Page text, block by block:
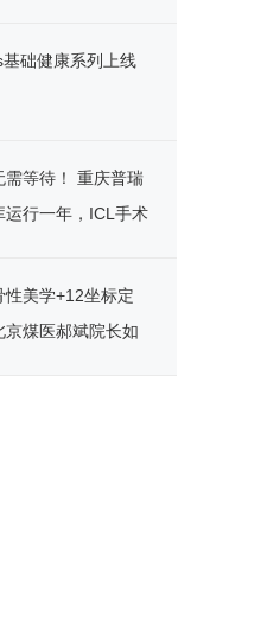
基础健康系列上线
需等待！ 重庆普瑞
运行一年，ICL手术
性美学+12坐标定
京煤医郝斌院长如